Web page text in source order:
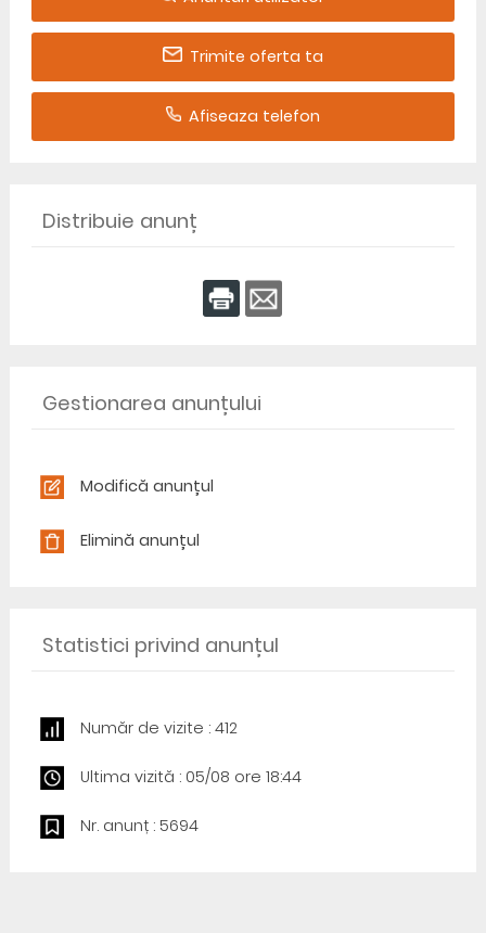
Trimite oferta ta
Afiseaza telefon
Distribuie anunț
Gestionarea anunțului
Modifică anunțul
Elimină anunțul
Statistici privind anunțul
Număr de vizite : 412
Ultima vizită : 05/08 ore 18:44
Nr. anunț : 5694